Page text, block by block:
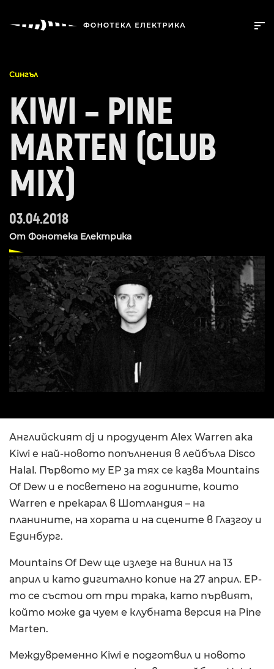
Сингъл
KIWI – PINE
MARTEN (CLUB
MIX)
03.04.2018
От Фонотека Електрика
Английският dj и продуцент Alex Warren aka
Kiwi е най-новото попълнения в лейбъла Disco
Halal. Първото му EP за тях се казва Mountains
Of Dew и е посветено на годините, които
Warren е прекарал в Шотландия – на
планините, на хората и на сцените в Глазгоу и
Единбург.
Mountains Of Dew ще излезе на винил на 13
април и като дигитално копие на 27 април. EP-
то се състои от три трака, като първият,
който може да чуем е клубната версия на Pine
Marten.
Междувременно Kiwi е подготвил и новото